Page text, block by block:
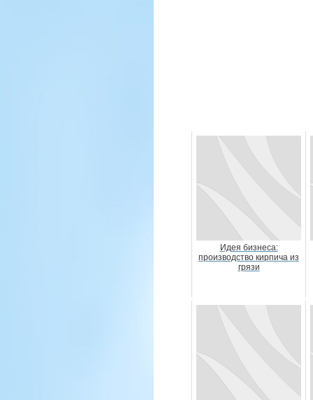
Идея бизнеса:
производство кирпича из
грязи